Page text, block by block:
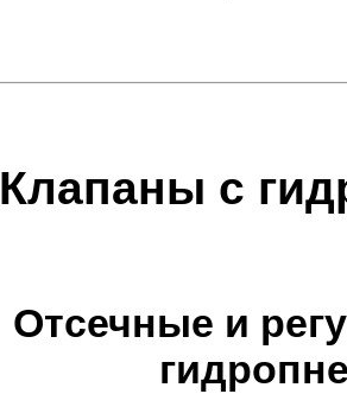
Клапаны с
Отсечные и